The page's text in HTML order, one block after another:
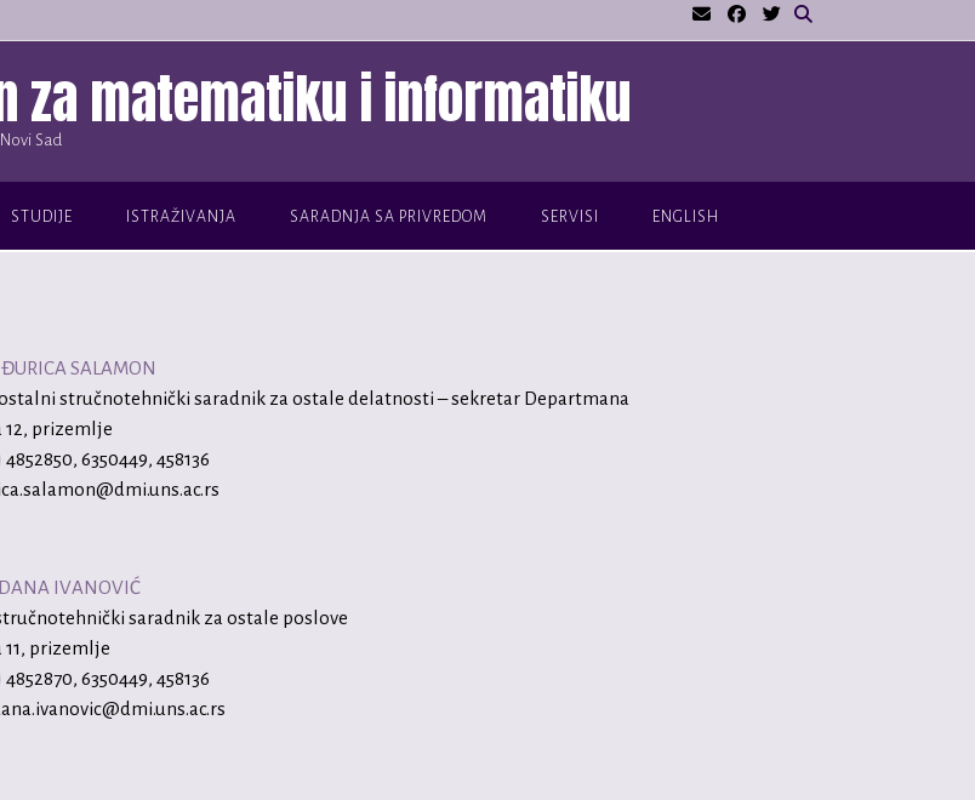
za matematiku i informatiku
Sad
STUDIJE ISTRAŽIVANJA SARADNJA SA PRIVREDOM SERVISI ENGLISH
ĐURICA SALAMON
stručnotehnički saradnik za ostale delatnosti – sekretar Departmana
12, prizemlje
4852850, 6350449, 458136
IVANOVIĆ
saradnik za ostale poslove
11, prizemlje
4852870, 6350449, 458136